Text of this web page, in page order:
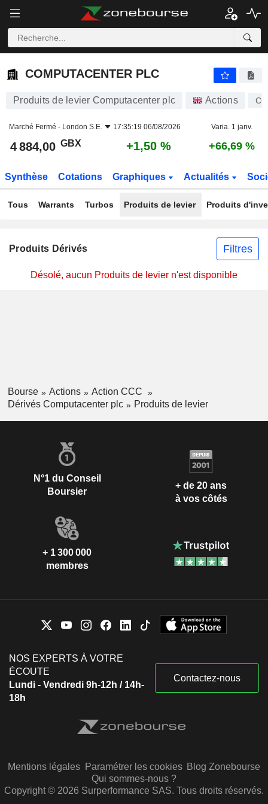
COMPUTACENTER PLC
COMPUTACENTER PLC
Produits de levier Computacenter plc Actions
Marché Fermé - London S.E. 17:35:19 06/08/2026 Varia. 1 janv.
4 884,00 GBX +1,50 % +66,69 %
Synthèse Cotations Graphiques Actualités
Tous Warrants Turbos Produits de levier Produits
Produits Dérivés Filtres
Désolé, aucun Produits de levier n'est disponible
Bourse Actions
Action CCC
Dérivés Computacenter plc
Produits de levier
N°1 du Conseil
Boursier
+ de 20 ans
à vos côtés
+ 1 300 000
membres
NOS EXPERTS À VOTRE
ÉCOUTE
Lundi - Vendredi 9h-12h / 14h-
18h
Contactez-nous
Mentions légales Paramétrer les cookies Blog Zonebourse
Qui sommes-nous ?
Copyright © 2026 Surperformance SAS. Tous droits réservés.